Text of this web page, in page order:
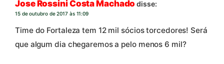
Jose Rossini Costa Machado disse:
15 de outubro de 2017 às 11:09
Time do Fortaleza tem 12 mil sócios torcedores! Será
que algum dia chegaremos a pelo menos 6 mil?